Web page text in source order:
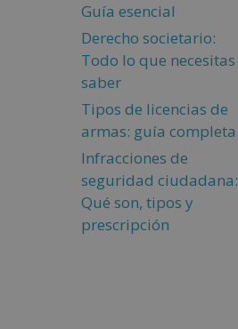
Guía esencial
Derecho societario:
Todo lo que necesitas
saber
Tipos de licencias de
armas: guía completa
Infracciones de
seguridad ciudadana:
Qué son, tipos y
prescripción